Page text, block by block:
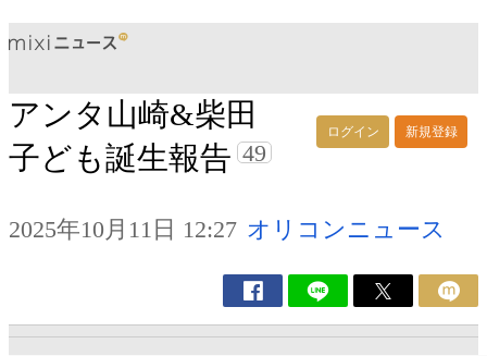
ログイン 新規登録
アンタ山崎&柴田
子ども誕生報告 49
2025年10月11日 12:27 オリコンニュース